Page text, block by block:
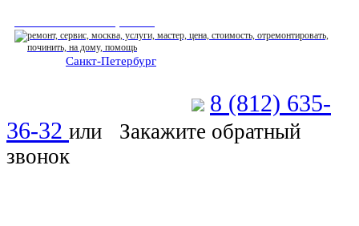
Санкт-Петербург
8 (812) 635-
36-32 или
Закажите обратный
звонок